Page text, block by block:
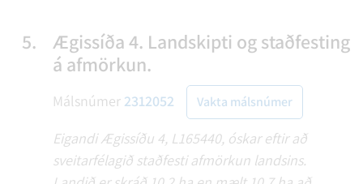
5.
Ægissíða 4. Landskipti og staðfesting
á afmörkun.
Málsnúmer 2312052 Vakta málsnúmer
Eigandi Ægissíðu 4, L165440, óskar eftir að
sveitarfélagið staðfesti afmörkun landsins.